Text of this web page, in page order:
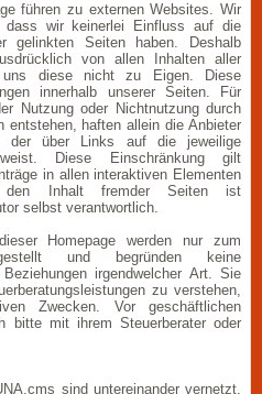
führen zu externen Websites. Wir
dass wir keinerlei Einfluss auf die
gelinkten Seiten haben. Deshalb
von allen Inhalten aller
diese nicht zu Eigen. Diese
innerhalb unserer Seiten. Für
Nutzung oder Nichtnutzung durch
entstehen, haften allein die Anbieter
der über Links auf die jeweilige
Diese Einschränkung gilt
in allen interaktiven Elementen
den Inhalt fremder Seiten ist
selbst verantwortlich.
Homepage werden nur zum
und begründen keine
irgendwelcher Art. Sie
zu verstehen,
Zwecken. Vor geschäftlichen
bitte mit ihrem Steuerberater oder
sind untereinander vernetzt.